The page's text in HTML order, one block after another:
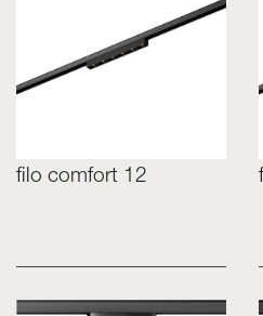
filo comfort 12